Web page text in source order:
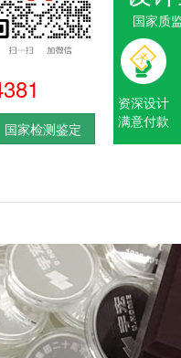
】
国家检测鉴定
国家质
资深设计
满意付款